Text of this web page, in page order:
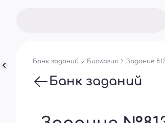
Банк заданий Биология Задание
Банк заданий